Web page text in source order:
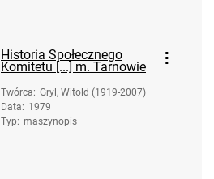
Historia Społecznego
Komitetu [...] m. Tarnowie
Twórca: Gryl, Witold (1919-2007)
Data: 1979
Typ: maszynopis